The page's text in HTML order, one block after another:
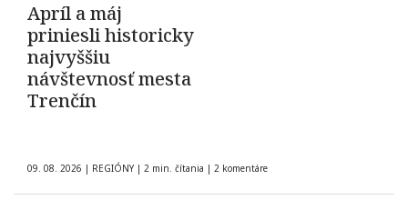
Apríl a máj
priniesli historicky
najvyššiu
návštevnosť mesta
Trenčín
09. 08. 2026 | REGIÓNY | 2 min. čítania | 2 komentáre